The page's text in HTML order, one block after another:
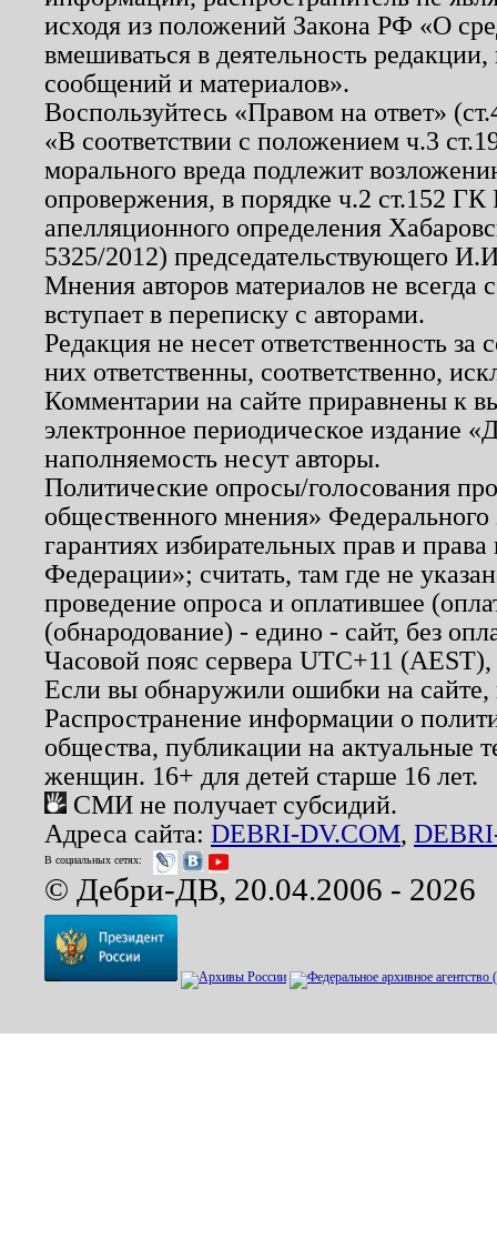
исходя из положений Закона РФ «О
вмешиваться в деятельность
сообщений и материалов».
Воспользуйтесь «Правом на ответ»
«В соответствии с положением ч.3
морального вреда подлежит
опровержения, в порядке ч.2 ст.152
апелляционного определения
5325/2012) председательствующего
Мнения авторов материалов не
вступает в переписку с авторами.
Редакция не несет ответственность
них ответственны, соответственно,
Комментарии на сайте приравнены к
электронное периодическое издание
наполняемость несут авторы.
Политические опросы/голосования
общественного мнения»
гарантиях избирательных прав и
Федерации»; считать, там где не
проведение опроса и оплатившее
(обнародование) - едино - сайт, без
Часовой пояс сервера UTC+11
Если вы обнаружили ошибки на
Распространение информации о
общества, публикации на актуальные
женщин. 16+ для детей старше 16 лет.
СМИ не получает субсидий.
Адреса сайта: DEBRI-DV.COM,
В социальных сетях:
© Дебри-ДВ, 20.04.2006 - 2026